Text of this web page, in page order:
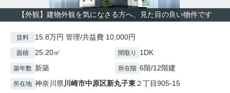
【外観】建物外観を気になさる方へ、見た目の良い物件です
賃料 15.8万円 管理/共益費 10,000円
面積 25.20㎡ 間取り 1DK
築年数 新築 所在階 6階/12階建
所在地 神奈川県川崎市中原区新丸子東２丁目905-15